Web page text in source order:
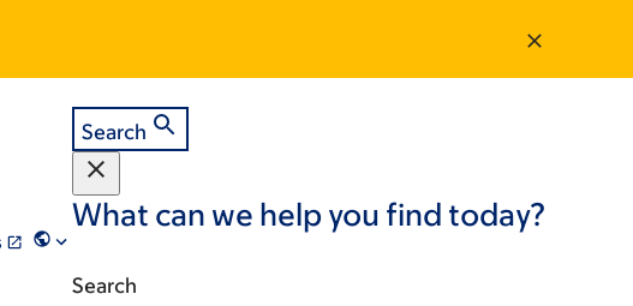
Search
What can we help you find today?
Search